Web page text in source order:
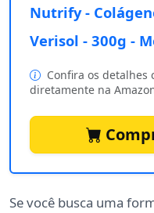
Nutrify -
Verisol - 300g -
Confira os detalhes
diretamente na
Se você busca uma